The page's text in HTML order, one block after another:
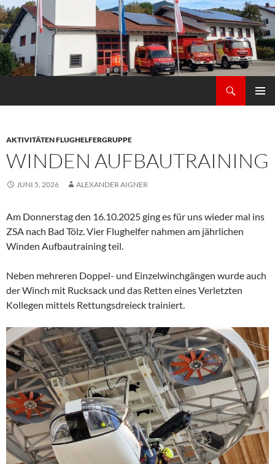
Zum
Inhalt
springen
AKTIVITÄTEN FLUGHELFERGRUPPE
WINDEN AUFBAUTRAINING
JUNI 5, 2026 ALEXANDER AIGNER
Am Donnerstag den 16.10.2025 ging es für uns wieder mal ins
ZSA nach Bad Tölz. Vier Flughelfer nahmen am jährlichen
Winden Aufbautraining teil.
Neben mehreren Doppel- und Einzelwinchgängen wurde auch
der Winch mit Rucksack und das Retten eines Verletzten
Kollegen mittels Rettungsdreieck trainiert.